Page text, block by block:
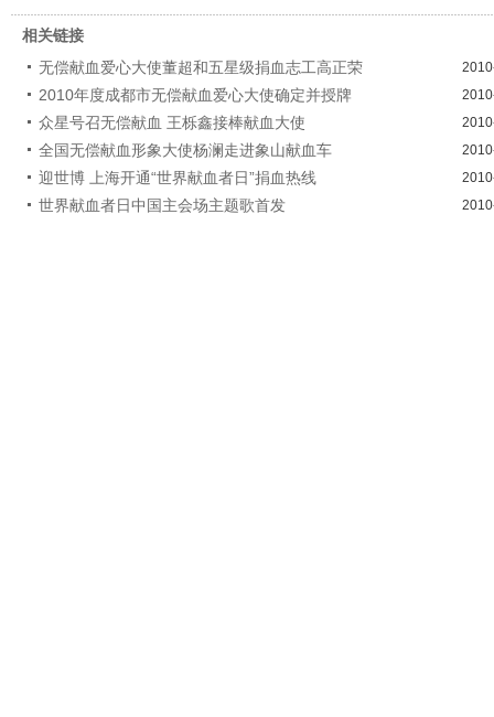
相关链接
无偿献血爱心大使董超和五星级捐血志工高正荣
2010年度成都市无偿献血爱心大使确定并授牌
众星号召无偿献血 王栎鑫接棒献血大使
全国无偿献血形象大使杨澜走进象山献血车
迎世博 上海开通“世界献血者日”捐血热线
世界献血者日中国主会场主题歌首发